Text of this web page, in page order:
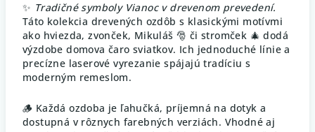
✨ Tradičné symboly Vianoc v drevenom prevedení.
Táto kolekcia drevených ozdôb s klasickými motívmi
ako hviezda, zvonček, Mikuláš 🎅 či stromček 🎄 dodá
výzdobe domova čaro sviatkov. Ich jednoduché línie a
precízne laserové vyrezanie spájajú tradíciu s
moderným remeslom.
🪵 Každá ozdoba je ľahučká, príjemná na dotyk a
dostupná v rôznych farebných verziách. Vhodné aj